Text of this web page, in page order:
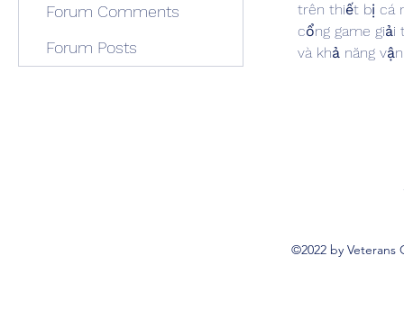
trên thiết bị cá
cổng game
và khả năng
Forum Comments
Forum Posts
©2022 by Veterans